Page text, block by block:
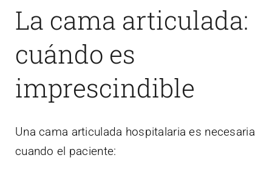
La cama articulada:
cuándo es
imprescindible
Una cama articulada hospitalaria es necesaria
cuando el paciente: